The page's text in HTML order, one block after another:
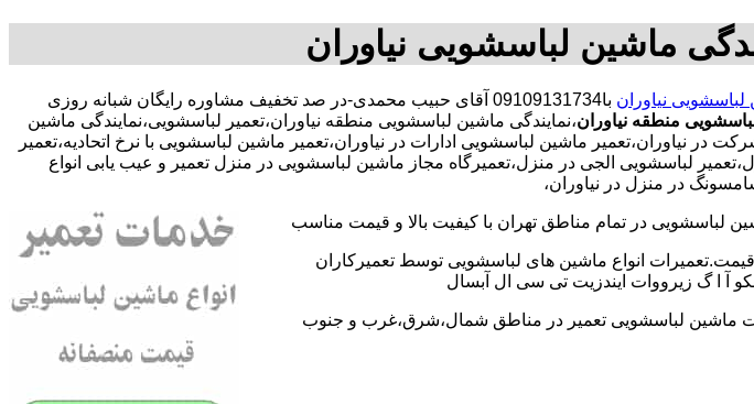
ماشین لباسشویی نیاوران
لباسشویی نیاوران
با09109131734 آقای حبیب محمدی-در صد تخفیف مشاوره رایگان شبانه روزی
منطقه نیاوران،نمایندگی ماشین لباسشویی منطقه نیاوران،تعمیر لباسشویی،نمایندگی ماشین
نیاوران،تعمیر ماشین لباسشویی ادارات در نیاوران،تعمیر ماشین لباسشویی با نرخ اتحادیه،تعمیر
لباسشویی الجی در منزل،تعمیرگاه مجاز ماشین لباسشویی در منزل تعمیر و عیب یابی انواع
در منزل در نیاوران،
در تمام مناطق تهران با کیفیت بالا و قیمت مناسب
انواع ماشین های لباسشویی توسط تعمیرکاران
آ ا گ زیرووات ایندزیت تی سی ال آبسال
ماشین لباسشویی تعمیر در مناطق شمال،شرق،غرب و جنوب